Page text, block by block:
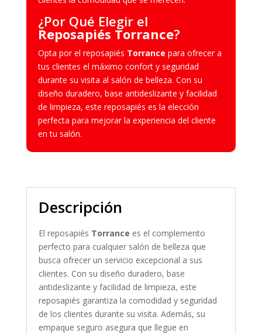
¿Por Qué Elegir el
Reposapiés Torrance?
Opta por el reposapiés Torrance para ofrecer a
tus clientes el máximo confort y seguridad
durante su visita al salón de belleza. Con su
diseño duradero, base antideslizante y facilidad
de limpieza, este reposapiés es la elección
perfecta para mejorar la experiencia del cliente
en tu salón.
Descripción
El reposapiés Torrance es el complemento
perfecto para cualquier salón de belleza que
busca ofrecer un servicio excepcional a sus
clientes. Con su diseño duradero, base
antideslizante y facilidad de limpieza, este
reposapiés garantiza la comodidad y seguridad
de los clientes durante su visita. Además, su
empaque seguro asegura que llegue en